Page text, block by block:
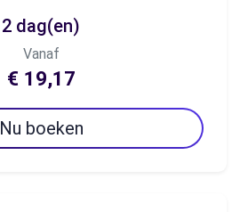
2 dag(en)
Vanaf
€ 19,17
Nu boeken